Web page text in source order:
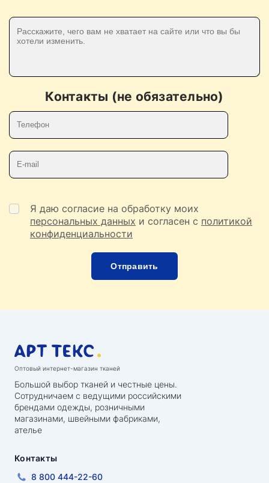
Контакты (не обязательно)
Я даю согласие на обработку моих
персональных данных и согласен с политикой
конфиденциальности
Оптовый интернет-магазин тканей
Большой выбор тканей и честные цены.
Сотрудничаем с ведущими российскими
брендами одежды, розничными
магазинами, швейными фабриками,
ателье
Контакты
8 800 444-22-60